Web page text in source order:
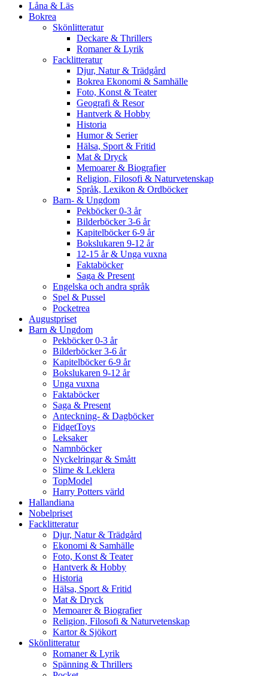
Låna & Läs
Bokrea
Skönlitteratur
Deckare & Thrillers
Romaner & Lyrik
Facklitteratur
Djur, Natur & Trädgård
Bokrea Ekonomi & Samhälle
Foto, Konst & Teater
Geografi & Resor
Hantverk & Hobby
Historia
Humor & Serier
Hälsa, Sport & Fritid
Mat & Dryck
Memoarer & Biografier
Religion, Filosofi & Naturvetenskap
Språk, Lexikon & Ordböcker
Barn- & Ungdom
Pekböcker 0-3 år
Bilderböcker 3-6 år
Kapitelböcker 6-9 år
Bokslukaren 9-12 år
12-15 år & Unga vuxna
Faktaböcker
Saga & Present
Engelska och andra språk
Spel & Pussel
Pocketrea
Augustpriset
Barn & Ungdom
Pekböcker 0-3 år
Bilderböcker 3-6 år
Kapitelböcker 6-9 år
Bokslukaren 9-12 år
Unga vuxna
Faktaböcker
Saga & Present
Anteckning- & Dagböcker
FidgetToys
Leksaker
Namnböcker
Nyckelringar & Smått
Slime & Leklera
TopModel
Harry Potters värld
Hallandiana
Nobelpriset
Facklitteratur
Djur, Natur & Trädgård
Ekonomi & Samhälle
Foto, Konst & Teater
Hantverk & Hobby
Historia
Hälsa, Sport & Fritid
Mat & Dryck
Memoarer & Biografier
Religion, Filosofi & Naturvetenskap
Kartor & Sjökort
Skönlitteratur
Romaner & Lyrik
Spänning & Thrillers